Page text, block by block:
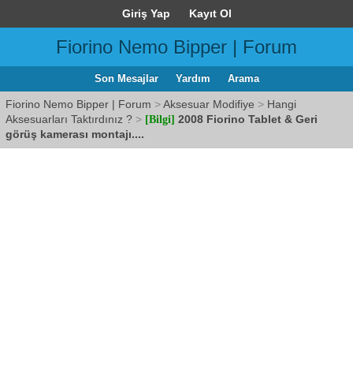
Giriş Yap Kayıt Ol
Fiorino Nemo Bipper | Forum
Son Mesajlar Yardım Arama
Fiorino Nemo Bipper | Forum >Aksesuar Modifiye > Hangi
Aksesuarları Taktırdınız ? > [Bilgi] 2008 Fiorino Tablet & Geri
görüş kamerası montajı....